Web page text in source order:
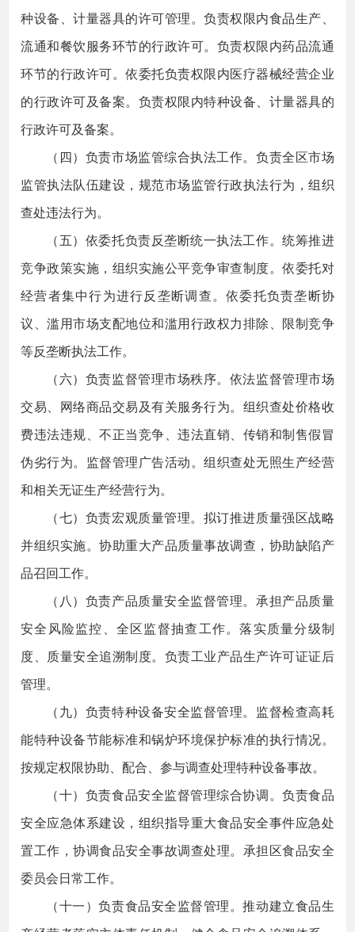
种设备、计量器具的许可管理。负责权限内食品生产、
流通和餐饮服务环节的行政许可。负责权限内药品流通
环节的行政许可。依委托负责权限内医疗器械经营企业
的行政许可及备案。负责权限内特种设备、计量器具的
行政许可及备案。
（四）负责市场监管综合执法工作。负责全区市场
监管执法队伍建设，规范市场监管行政执法行为，组织
查处违法行为。
（五）依委托负责反垄断统一执法工作。统筹推进
竞争政策实施，组织实施公平竞争审查制度。依委托对
经营者集中行为进行反垄断调查。依委托负责垄断协
议、滥用市场支配地位和滥用行政权力排除、限制竞争
等反垄断执法工作。
（六）负责监督管理市场秩序。依法监督管理市场
交易、网络商品交易及有关服务行为。组织查处价格收
费违法违规、不正当竞争、违法直销、传销和制售假冒
伪劣行为。监督管理广告活动。组织查处无照生产经营
和相关无证生产经营行为。
（七）负责宏观质量管理。拟订推进质量强区战略
并组织实施。协助重大产品质量事故调查，协助缺陷产
品召回工作。
（八）负责产品质量安全监督管理。承担产品质量
安全风险监控、全区监督抽查工作。落实质量分级制
度、质量安全追溯制度。负责工业产品生产许可证证后
管理。
（九）负责特种设备安全监督管理。监督检查高耗
能特种设备节能标准和锅炉环境保护标准的执行情况。
按规定权限协助、配合、参与调查处理特种设备事故。
（十）负责食品安全监督管理综合协调。负责食品
安全应急体系建设，组织指导重大食品安全事件应急处
置工作，协调食品安全事故调查处理。承担区食品安全
委员会日常工作。
（十一）负责食品安全监督管理。推动建立食品生